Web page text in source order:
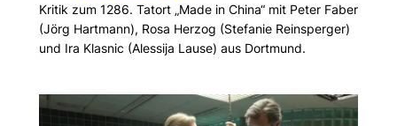
Kritik zum 1286. Tatort „Made in China“ mit Peter Faber
(Jörg Hartmann), Rosa Herzog (Stefanie Reinsperger)
und Ira Klasnic (Alessija Lause) aus Dortmund.